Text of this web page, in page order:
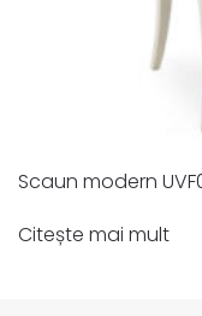
Scaun modern
Citește mai mult